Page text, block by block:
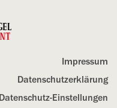
Impressum
Datenschutz­erklärung
Datenschutz-Einstellungen